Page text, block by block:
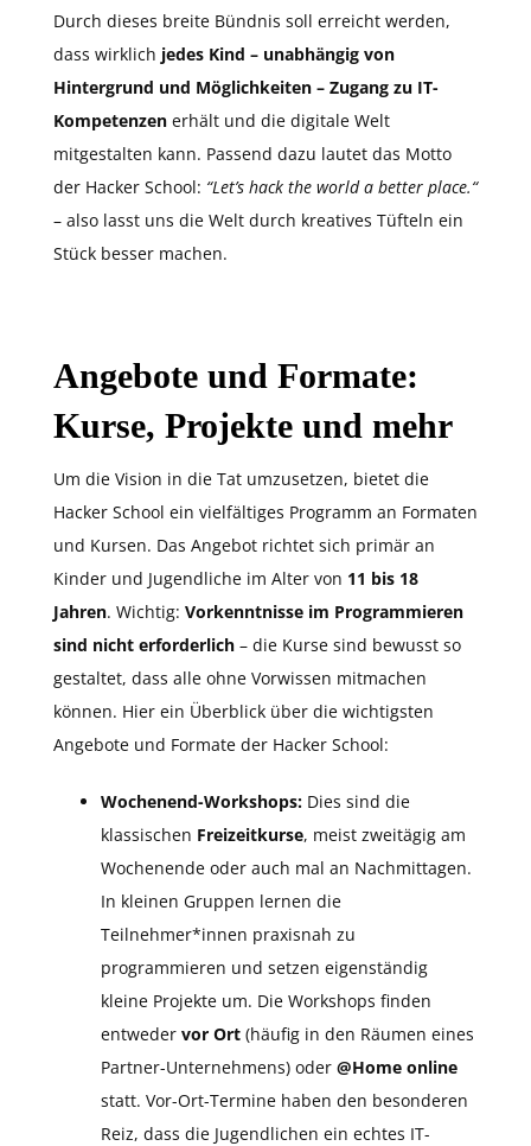
Durch dieses breite Bündnis soll erreicht werden,
dass wirklich jedes Kind – unabhängig von
Hintergrund und Möglichkeiten – Zugang zu IT-
Kompetenzen erhält und die digitale Welt
mitgestalten kann. Passend dazu lautet das Motto
der Hacker School: “Let’s hack the world a better place.“
– also lasst uns die Welt durch kreatives Tüfteln ein
Stück besser machen.
Angebote und Formate:
Kurse, Projekte und mehr
Um die Vision in die Tat umzusetzen, bietet die
Hacker School ein vielfältiges Programm an Formaten
und Kursen. Das Angebot richtet sich primär an
Kinder und Jugendliche im Alter von 11 bis 18
Jahren. Wichtig: Vorkenntnisse im Programmieren
sind nicht erforderlich – die Kurse sind bewusst so
gestaltet, dass alle ohne Vorwissen mitmachen
können. Hier ein Überblick über die wichtigsten
Angebote und Formate der Hacker School:
Wochenend-Workshops: Dies sind die
klassischen Freizeitkurse, meist zweitägig am
Wochenende oder auch mal an Nachmittagen.
In kleinen Gruppen lernen die
Teilnehmer*innen praxisnah zu
programmieren und setzen eigenständig
kleine Projekte um. Die Workshops finden
entweder vor Ort (häufig in den Räumen eines
Partner-Unternehmens) oder @Home online
statt. Vor-Ort-Termine haben den besonderen
Reiz, dass die Jugendlichen ein echtes IT-